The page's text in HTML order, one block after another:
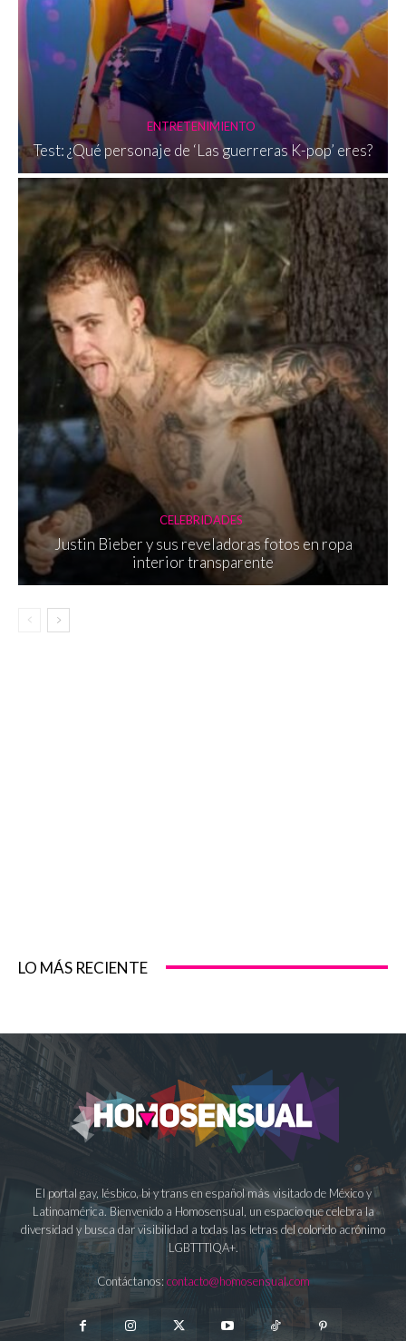
ENTRETENIMIENTO
Test: ¿Qué personaje de ‘Las guerreras K-pop’ eres?
CELEBRIDADES
Justin Bieber y sus reveladoras fotos en ropa
interior transparente
LO MÁS RECIENTE
El portal gay, lésbico, bi y trans en español más visitado de México y
Latinoamérica. Bienvenido a Homosensual, un espacio que celebra la
diversidad y busca dar visibilidad a todas las letras del colorido acrónimo
LGBTTTIQA+.
Contáctanos: contacto@homosensual.com